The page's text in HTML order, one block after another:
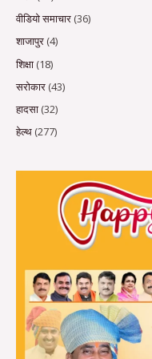
वीडियो समाचार (36)
शाजापुर (4)
शिक्षा (18)
सरोकार (43)
हादसा (32)
हेल्थ (277)